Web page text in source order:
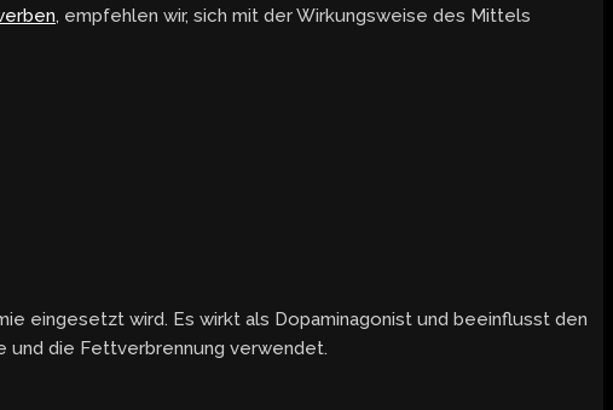
, empfehlen wir, sich mit der Wirkungsweise des Mittels
eingesetzt wird. Es wirkt als Dopaminagonist und beeinflusst den
und die Fettverbrennung verwendet.